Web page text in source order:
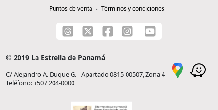
Puntos de venta
Términos y condiciones
© 2019 La Estrella de Panamá
C/ Alejandro A. Duque G. - Apartado 0815-00507, Zona 4
Teléfono: +507 204-0000